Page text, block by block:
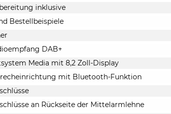
inklusive
Bestellbeispiele
DAB+
Media mit 8,2 Zoll-Display
mit Bluetooth-Funktion
an Rückseite der Mittelarmlehne